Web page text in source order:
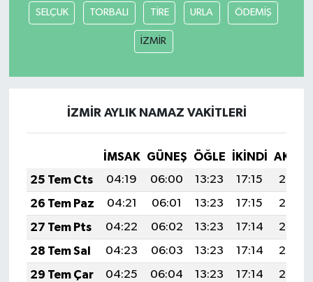
SELÇUK TORBALI TİRE URLA ÖDEMİŞ
İZMİR
İZMİR AYLIK NAMAZ VAKITLERI
İMSAK GÜNEŞ ÖĞLE İKINDI
25 Tem Cts
04:19 06:00 13:23 17:15
20:36
26 Tem Paz
04:21 06:01 13:23 17:15
20:35
27 Tem Pts
04:22 06:02 13:23 17:14
20:34
28 Tem Sal
04:23 06:03 13:23 17:14
20:33
29 Tem Çar
04:25 06:04 13:23 17:14
20:32